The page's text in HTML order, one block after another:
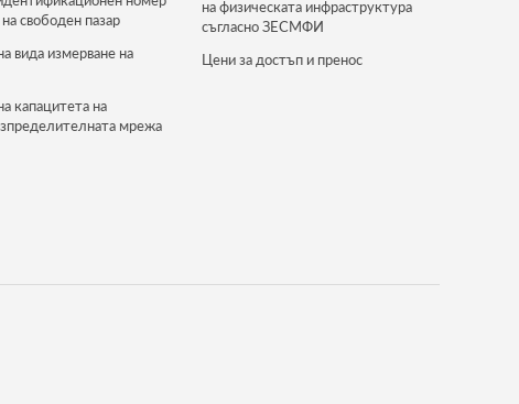
свободен пазар
вида измерване на
капацитета на
мрежа
на физическата инфраструктура
съгласно ЗЕСМФИ
Цени за достъп и пренос